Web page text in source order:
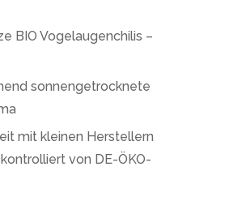
BIO Vogelaugenchilis –
sonnengetrocknete
mit kleinen Herstellern
von DE-ÖKO-